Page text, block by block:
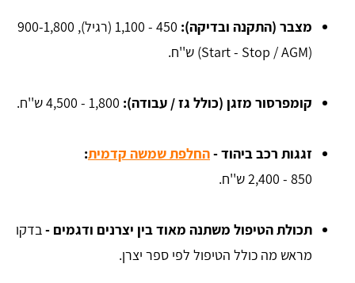
מצבר (התקנה ובדיקה):
450 - 1,100 (רגיל), 900-1,800
(Start - Stop / AGM) ש''ח.
קומפרסור מזגן (כולל גז / עבודה):
זגגות רכב ביהוד -החלפת שמשה קדמית:
850 - 2,400 ש''ח.
תכולת הטיפול משתנה מאוד בין יצרנים ודגמים -בדקו
מראש מה כולל הטיפול לפי ספר יצרן.